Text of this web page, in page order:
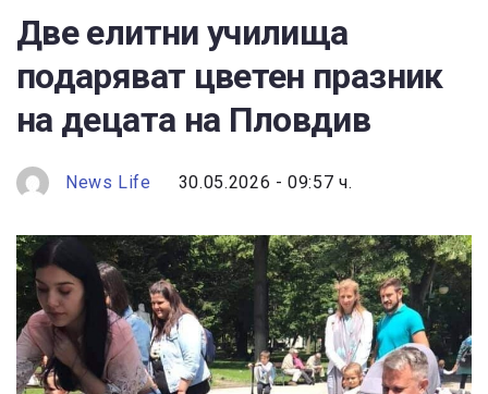
Две елитни училища
подаряват цветен празник
на децата на Пловдив
News Life 30.05.2026 - 09:57 ч.